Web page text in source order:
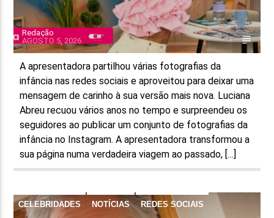
Redação
AGOSTO 5, 2026
A apresentadora partilhou várias fotografias da
infância nas redes sociais e aproveitou para deixar uma
mensagem de carinho à sua versão mais nova. Luciana
Abreu recuou vários anos no tempo e surpreendeu os
seguidores ao publicar um conjunto de fotografias da
infância no Instagram. A apresentadora transformou a
sua página numa verdadeira viagem ao passado, […]
CELEBRIDADES NOTÍCIAS REDES SOCIAIS